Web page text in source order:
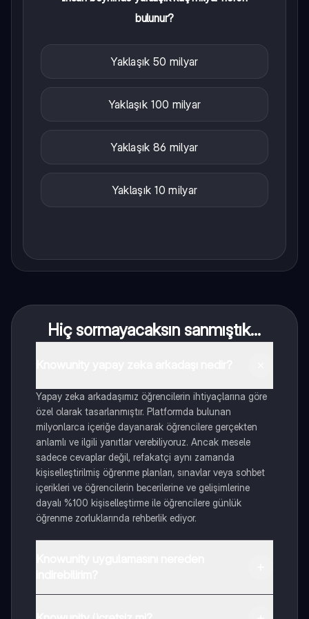
bulunur?
Yaklaşık 50 milyar
Yaklaşık 100 milyar
Yaklaşık 86 milyar
Yaklaşık 10 milyar
Hiç sormayacaksın sanmıştık...
Yapay zeka arkadaşımız öğrencilerin ihtiyaçlarına göre
özel olarak tasarlanmıştır. Platformda bulunan
milyonlarca içeriğe dayanarak öğrencilere gerçekten
anlamlı ve ilgili yanıtlar verebiliyoruz. Ancak mesele
sadece cevaplar değil, refakatçi aynı zamanda
kişiselleştirilmiş öğrenme planları, sınavlar veya sohbet
içerikleri ve öğrencilerin becerilerine ve gelişimlerine
dayalı %100 kişiselleştirme ile öğrencilere günlük
öğrenme zorluklarında rehberlik ediyor.